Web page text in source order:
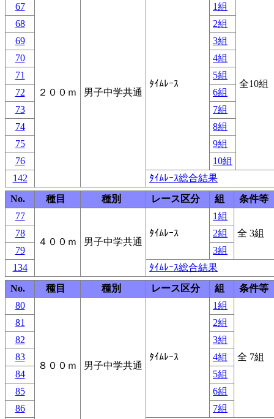
67
２００ｍ 男子中学共通
ﾀｲﾑﾚｰｽ
1組
全10組
68
2組
69
3組
70
4組
71
5組
72
6組
73
7組
74
8組
75
9組
76
10組
142
ﾀｲﾑﾚｰｽ総合結果
No.
種目 種別 レース区分 組
条件等
77
４００ｍ 男子中学共通
ﾀｲﾑﾚｰｽ
1組
全 3組
78
2組
79
3組
134
ﾀｲﾑﾚｰｽ総合結果
No.
種目 種別 レース区分 組
条件等
80
８００ｍ 男子中学共通
ﾀｲﾑﾚｰｽ
1組
全 7組
81
2組
82
3組
83
4組
84
5組
85
6組
86
7組